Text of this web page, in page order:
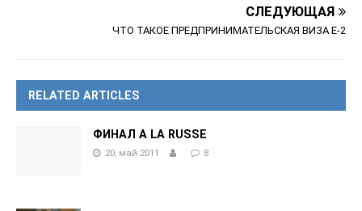
СЛЕДУЮЩАЯ
ЧТО ТАКОЕ ПРЕДПРИНИМАТЕЛЬСКАЯ ВИЗА Е-2
RELATED ARTICLES
ФИНАЛ A LA RUSSЕ
20, май 2011 8